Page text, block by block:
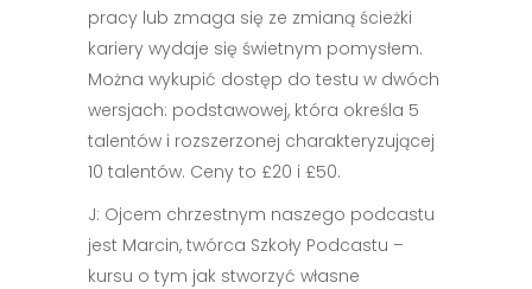
pracy lub zmaga się ze zmianą ścieżki
kariery wydaje się świetnym pomysłem.
Można wykupić dostęp do testu w dwóch
wersjach: podstawowej, która określa 5
talentów i rozszerzonej charakteryzującej
10 talentów. Ceny to £20 i £50.
J: Ojcem chrzestnym naszego podcastu
jest Marcin, twórca Szkoły Podcastu –
kursu o tym jak stworzyć własne